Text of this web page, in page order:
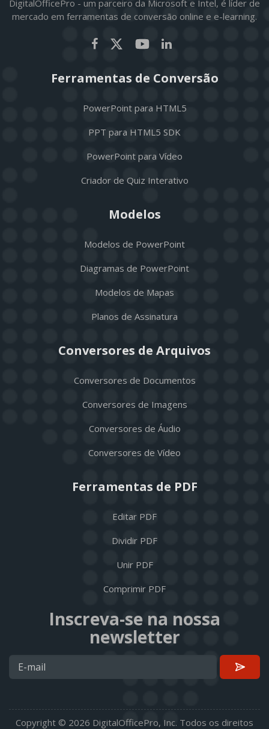
DigitalOfficePro - um parceiro da Microsoft e Intel, é líder de
mercado em ferramentas de conversão online e e-learning.
Ferramentas de Conversão
PowerPoint para HTML5
PPT para HTML5 SDK
PowerPoint para Vídeo
Criador de Quiz Interativo
Modelos
Modelos de PowerPoint
Diagramas de PowerPoint
Modelos de Mapas
Planos de Assinatura
Conversores de Arquivos
Conversores de Documentos
Conversores de Imagens
Conversores de Áudio
Conversores de Vídeo
Ferramentas de PDF
Editar PDF
Dividir PDF
Unir PDF
Comprimir PDF
Inscreva-se na nossa
newsletter
Copyright © 2026 DigitalOfficePro, Inc. Todos os direitos